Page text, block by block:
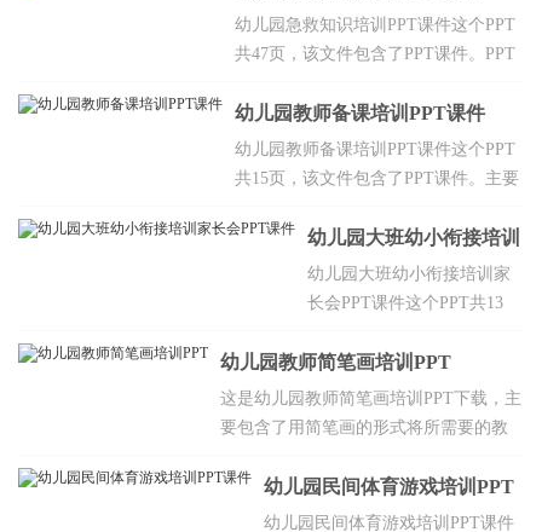
6岁儿童学习与发展指南》
概述，指南的研制过程，
《指南》的内容，《指
样实施《3-6岁儿童学习与
发展指南》，如何利用
等，欢迎点击下载。
幼儿园急救知识培训PPT课件这个PPT
共47页，该文件包含了PPT课件。PPT
办，适当减少衣服，帮助散热等，欢迎
点击下载。
幼儿园教师备课培训PPT课件
幼儿园教师备课培训PPT课件这个PPT
共15页，该文件包含了PPT课件。主要
间表，一日活动课程安排，班级工作计
划的制定，课题研究方案的基本结构
等，欢迎点击下载。
幼儿园大班幼小衔接培训
家长会PPT课件
幼儿园大班幼小衔接培训家
长会PPT课件这个PPT共13
主要包含小学与幼儿园的不
同之处，在上小学之前家长
应注意，读课外书问题等，
幼儿园教师简笔画培训PPT
这是幼儿园教师简笔画培训PPT下载，主
要包含了用简笔画的形式将所需要的教
教学内容，激发学生的形象思维，丰富
学生的想象力，让学生直观地理解教学
幼儿园民间体育游戏培训PPT
课件
幼儿园民间体育游戏培训PPT课件